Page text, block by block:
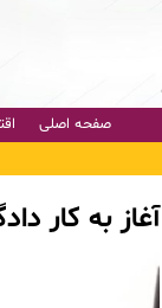
صفحه اصلی
آغاز به کار